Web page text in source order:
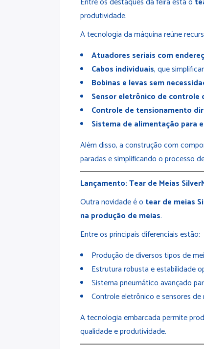
produtividade.
A tecnologia da máquina reúne
Atuadores seriais com
Cabos individuais, que
Bobinas e levas sem
Sensor eletrônico de
Controle de tensionamento
Sistema de alimentação para
Além disso, a construção com
paradas e simplificando o processo
Lançamento: Tear de Meias
Outra novidade é o tear de meias
na produção de meias.
Entre os principais diferenciais estão:
Produção de diversos tipos de
Estrutura robusta e estabilidade
Sistema pneumático avançado
Controle eletrônico e sensores
A tecnologia embarcada permite
qualidade e produtividade.